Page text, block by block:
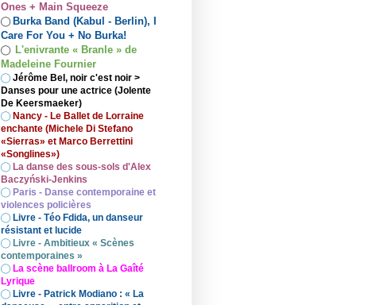
Ones + Main Squeeze
◯ Burka Band (Kabul - Berlin), I
Care For You + No Burka!
◯ L'enivrante « Branle » de
Madeleine Fournier
◯ Jérôme Bel, noir c'est noir >
Danses pour une actrice (Jolente
De Keersmaeker)
◯ Nancy - Le Ballet de Lorraine
enchante (Michele Di Stefano
«Sierras» et Marco Berrettini
«Songlines»)
◯ La danse des sous-sols d'Alex
Baczyński-Jenkins
◯ Paris - Danse contemporaine et
violences policières
◯ Livre - Téo Fdida, un danseur
résistant et lucide
◯ Livre - Ambitieux « Scènes
contemporaines »
◯ La scène ballroom à La Gaîté
Lyrique
◯ Livre - Patrick Modiano : « La